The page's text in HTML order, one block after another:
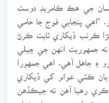
جي هڪ ڪامريڊ دوست
پنجابي فوج جا حامي
ڪرتب ڏيکاري ثابت ڪرڻ
جمهوريت انهن جي چيلي
۽ جاهل آهي، اهي جمهورا
ڪٽي عوام کي ڏيکاري
رهيا آهن ته جيڪڏهن
ته ان جي سرعام زبان